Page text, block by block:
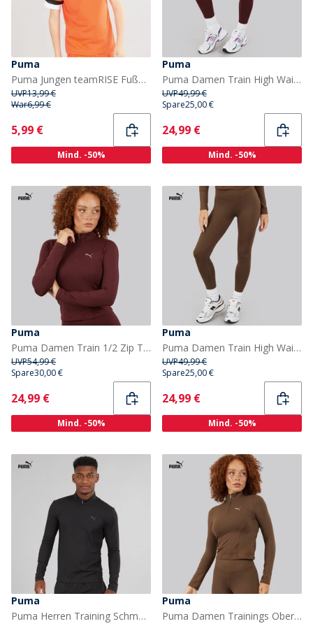
Puma
Puma Jungen teamRISE Fußball Trikots Orange
UVP13,99 €
War6,99 €
Current
5,99 €
Mind. -50%
Puma
Puma Damen Train High Waist Training Tight Leggings Aubergine
UVP49,99 €
Spare25,00 €
Current
24,99 €
Mind. -50%
Puma
Puma Damen Train 1/2 Zip Trainingsoberteil Aubergine
UVP54,99 €
Spare30,00 €
Current
24,99 €
Mind. -50%
Puma
Puma Damen Train High Waist Training Tight Leggings Espresso Brown
UVP49,99 €
Spare25,00 €
Current
24,99 €
Mind. -50%
Puma
Puma Herren Training Schmale Passform 1 / 4 Reissverschluss Puma Schwarz
Puma
Puma Damen Trainings Oberteil mit halbem Reißverschluss Espresso Brown